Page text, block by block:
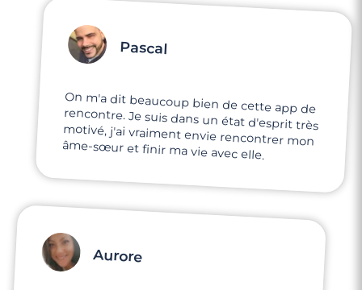
Pascal
On m'a dit beaucoup bien de cette app de
rencontre. Je suis dans un état d'esprit très
motivé, j'ai vraiment envie rencontrer mon
âme-sœur et finir ma vie avec elle.
Aurore